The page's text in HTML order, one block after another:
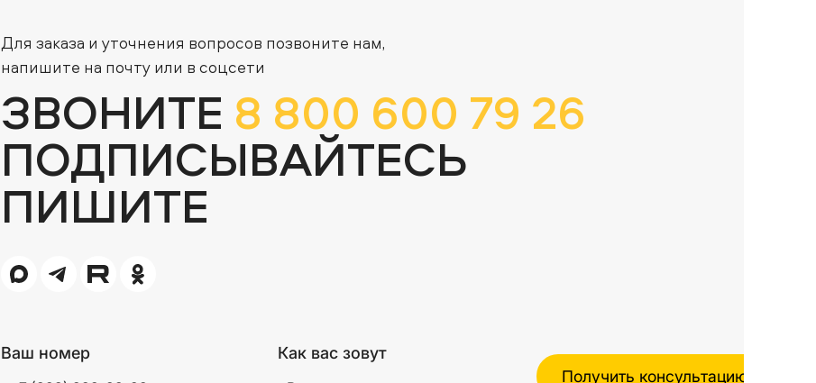
Для заказа и уточнения вопросов позвоните нам,
напишите на почту или в соцсети
ЗВОНИТЕ 8 800 600 79 26
ПОДПИСЫВАЙТЕСЬ
ПИШИТЕ
Ваш номер Как вас зовут